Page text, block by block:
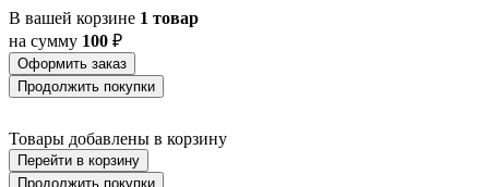
BARI-M
BARNSTAPLE
BASALGO 1
BASILANO
BASILDON
BATALLAS
BAZELY
BELCREDA
В вашей корзине 1 товар
на сумму 100 ₽
Оформить заказ
Продолжить покупки
Товары добавлены в корзину
Перейти в корзину
Продолжить покупки